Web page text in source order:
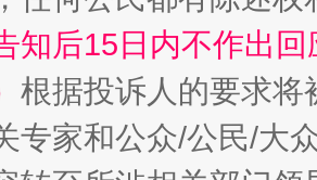
知后15日内不作出
根据投诉人的要求将
专家和公众/公民/大